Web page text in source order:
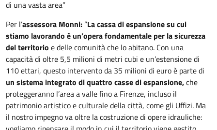
di una vasta area”
Per l’assessora Monni: “La cassa di espansione su cui
stiamo lavorando è un’opera fondamentale per la sicurezza
del territorio e delle comunità che lo abitano. Con una
capacità di oltre 5,5 milioni di metri cubi e un’estensione di
110 ettari, questo intervento da 35 milioni di euro è parte di
un sistema integrato di quattro casse di espansione,che
proteggeranno l’area a valle fino a Firenze, incluso il
patrimonio artistico e culturale della città, come gli Uffizi. Ma
il nostro impegno va oltre la costruzione di opere idrauliche: